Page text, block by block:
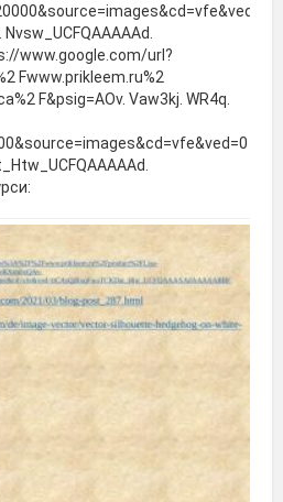
Nvsw_UCFQAAAAAd.
www.google.com/url?
Fwww.prikleem.ru%2
F&psig=AOv. Vaw3kj. WR4q.